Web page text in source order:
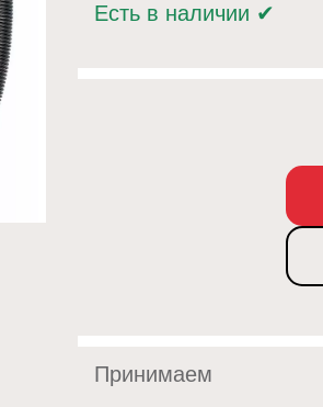
Есть в наличии ✔
Принимаем